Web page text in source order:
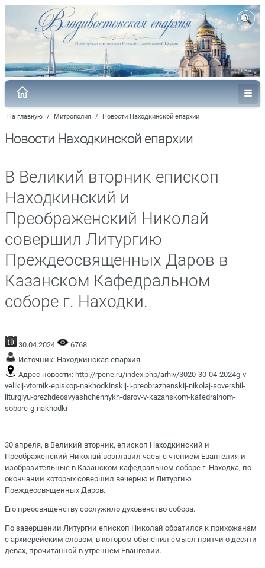
На главную / Митрополия / Новости Находкинской епархии
Новости Находкинской епархии
В Великий вторник епископ
Находкинский и
Преображенский Николай
совершил Литургию
Преждеосвященных Даров в
Казанском Кафедральном
соборе г. Находки.
30.04.2024
6768
Источник: Находкинская епархия
Адрес новости: http://rpcne.ru/index.php/arhiv/3020-30-04-2024g-v-
velikij-vtornik-episkop-nakhodkinskij-i-preobrazhenskij-nikolaj-sovershil-
liturgiyu-prezhdeosvyashchennykh-darov-v-kazanskom-kafedralnom-
sobore-g-nakhodki
30 апреля, в Великий вторник, епископ Находкинский и
Преображенский Николай возглавил часы с чтением Евангелия и
изобразительные в Казанском кафедральном соборе г. Находка, по
окончании которых совершил вечерню и Литургию
Преждеосвященных Даров.
Его преосвященству сослужило духовенство собора.
По завершении Литургии епископ Николай обратился к прихожанам
с архиерейским словом, в котором объяснил смысл притчи о десяти
девах, прочитанной в утреннем Евангелии.